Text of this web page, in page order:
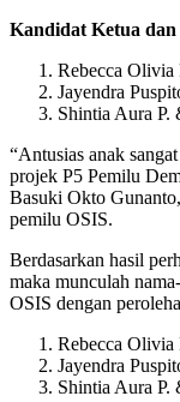
Kandidat Ketua
Rebecca Olivia
Jayendra
Shintia Aura P.
“Antusias anak
projek P5 Pemilu
Basuki Okto
pemilu OSIS.
Berdasarkan hasil
maka munculah
OSIS dengan
Rebecca Olivia
Jayendra
Shintia Aura P.